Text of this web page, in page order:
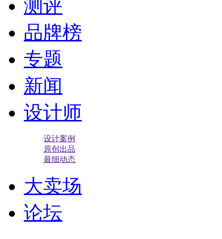
测评
品牌榜
专题
新闻
设计师
设计案例
原创出品
最细动态
大卖场
论坛